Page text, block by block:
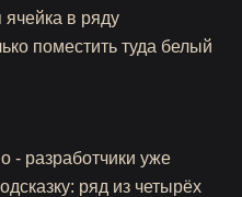
ячейка в ряду
поместить туда белый
- разработчики уже
ряд из четырёх